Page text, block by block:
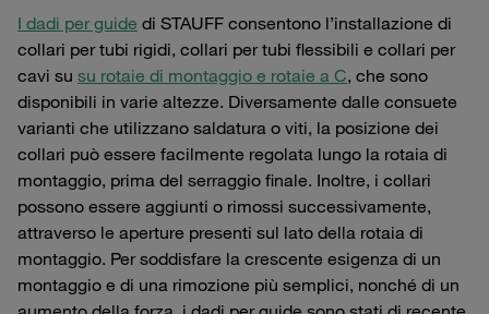
I dadi per guide di STAUFF consentono l’installazione di
collari per tubi rigidi, collari per tubi flessibili e collari per
cavi su su rotaie di montaggio e rotaie a C, che sono
disponibili in varie altezze. Diversamente dalle consuete
varianti che utilizzano saldatura o viti, la posizione dei
collari può essere facilmente regolata lungo la rotaia di
montaggio, prima del serraggio finale. Inoltre, i collari
possono essere aggiunti o rimossi successivamente,
attraverso le aperture presenti sul lato della rotaia di
montaggio. Per soddisfare la crescente esigenza di un
montaggio e di una rimozione più semplici, nonché di un